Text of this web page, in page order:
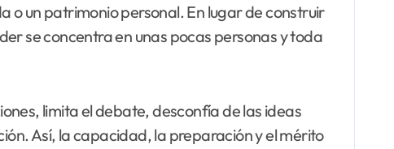
o un patrimonio personal. En lugar de construir
se concentra en unas pocas personas y toda
limita el debate, desconfía de las ideas
Así, la capacidad, la preparación y el mérito